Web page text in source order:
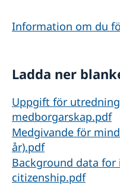
Information om du
Ladda ner
Uppgift för
medborgarskap.pdf
Medgivande för
år).pdf
Background data
citizenship.pdf